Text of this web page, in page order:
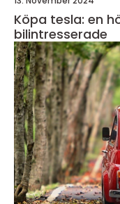
Köpa tesla: en
bilintresserade